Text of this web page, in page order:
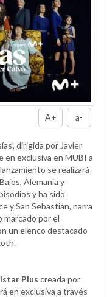
A+ a-
dirigida por Javier
en exclusiva en MUBI a
se realizará
Alemania y
y ha sido
y San Sebastián, narra
marcado por el
un elenco destacado
Plus creada por
en exclusiva a través